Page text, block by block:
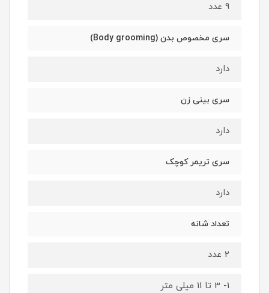
9 عدد
سری مخصوص بدن (Body grooming)
دارد
سری بینی زن
دارد
سری تریمر کوچک
دارد
تعداد شانه
2 عدد
1- 3 تا 11 میلی متر